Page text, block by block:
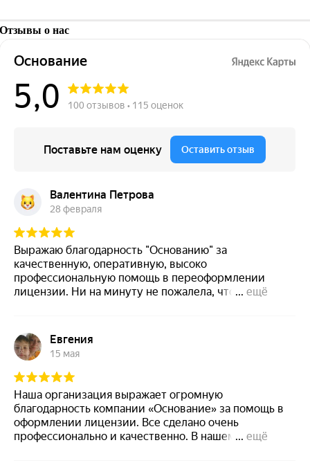
Отзывы о нас